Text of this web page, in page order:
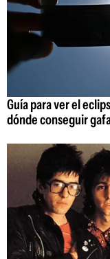
Guía para ver el
dónde conseguir